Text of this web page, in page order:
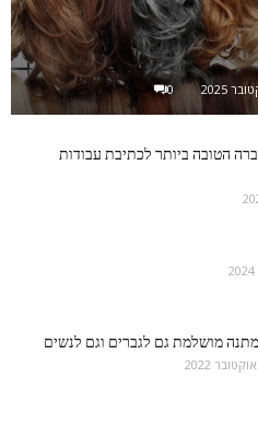
0
הטובה ביותר לכתיבת עבודות
מושלמת גם לגברים וגם לנשים